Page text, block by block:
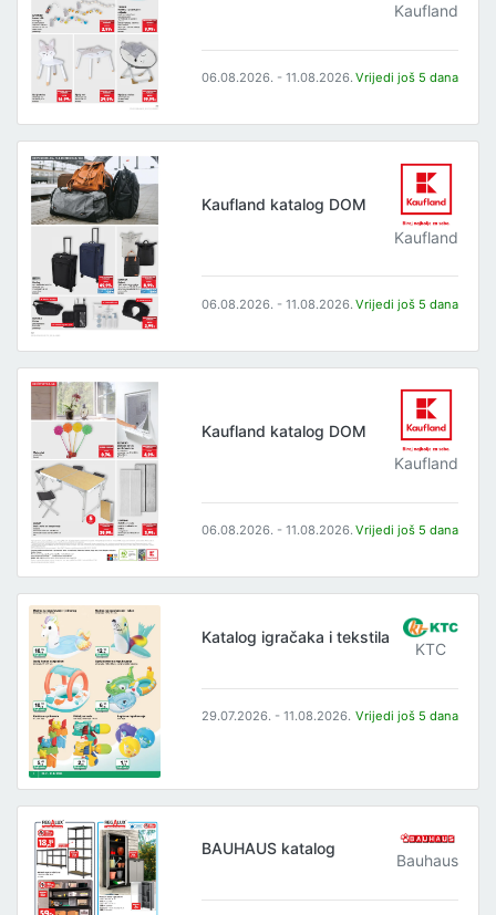
Kaufland
06.08.2026. - 11.08.2026. Vrijedi još 5 dana
Kaufland katalog DOM
Kaufland
06.08.2026. - 11.08.2026. Vrijedi još 5 dana
Kaufland katalog DOM
Kaufland
06.08.2026. - 11.08.2026. Vrijedi još 5 dana
Katalog igračaka i tekstila
KTC
29.07.2026. - 11.08.2026. Vrijedi još 5 dana
BAUHAUS katalog
Bauhaus